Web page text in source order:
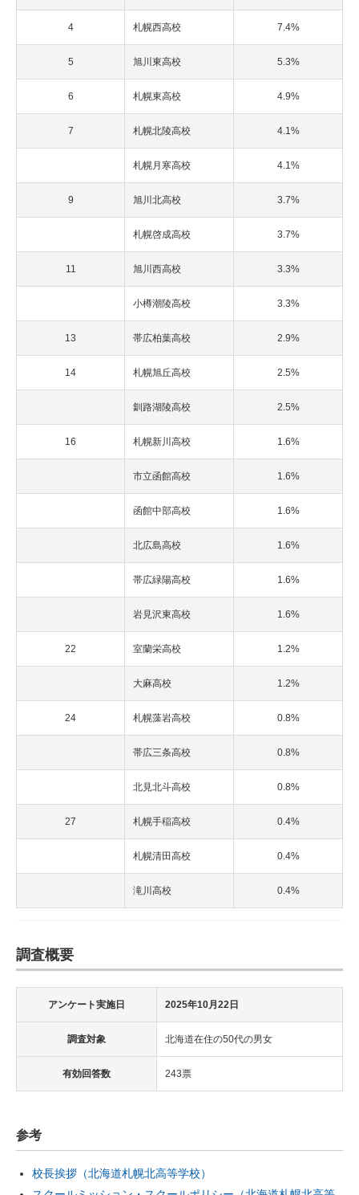
4 札幌西高校 7.4%
5 旭川東高校 5.3%
6 札幌東高校 4.9%
7 札幌北陵高校 4.1%
札幌月寒高校 4.1%
9 旭川北高校 3.7%
札幌啓成高校 3.7%
11 旭川西高校 3.3%
小樽潮陵高校 3.3%
13 帯広柏葉高校 2.9%
14 札幌旭丘高校 2.5%
釧路湖陵高校 2.5%
16 札幌新川高校 1.6%
市立函館高校 1.6%
函館中部高校 1.6%
北広島高校 1.6%
帯広緑陽高校 1.6%
岩見沢東高校 1.6%
22 室蘭栄高校 1.2%
大麻高校 1.2%
24 札幌藻岩高校 0.8%
帯広三条高校 0.8%
北見北斗高校 0.8%
27 札幌手稲高校 0.4%
札幌清田高校 0.4%
滝川高校 0.4%
調査概要
アンケート実施日 2025年10月22日
調査対象 北海道在住の50代の男女
有効回答数 243票
参考
校長挨拶（北海道札幌北高等学校）